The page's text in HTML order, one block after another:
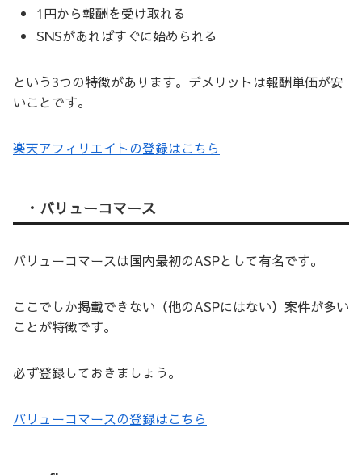
1円から報酬を受け取れる
SNSがあればすぐに始められる
という3つの特徴があります。デメリットは報酬単価が安
いことです。
楽天アフィリエイトの登録はこちら
・バリューコマース
バリューコマースは国内最初のASPとして有名です。
ここでしか掲載できない（他のASPにはない）案件が多い
ことが特徴です。
必ず登録しておきましょう。
バリューコマースの登録はこちら